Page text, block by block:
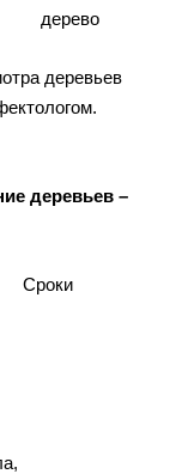
дерево
деревьев
деревьев –
Сроки